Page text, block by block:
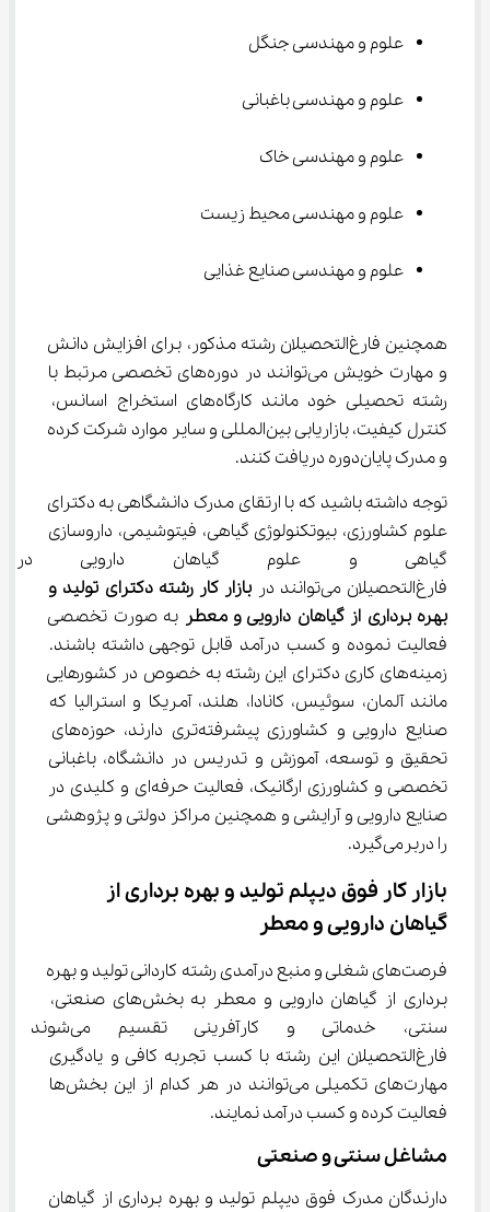
علوم و مهندسی جنگل
علوم و مهندسی باغبانی
علوم و مهندسی خاک
علوم و مهندسی محیط زیست
علوم و مهندسی صنایع غذایی
همچنین فارغ‌التحصیلان رشته مذکور، برای افزایش دانش
و مهارت خویش می‌توانند در دوره‌های تخصصی مرتبط با
رشته تحصیلی خود مانند کارگاه‌های استخراج اسانس،
کنترل کیفیت، بازاریابی بین‌المللی و سایر موارد شرکت کرده
و مدرک پایان‌دوره دریافت کنند.
توجه داشته باشید که با ارتقای مدرک دانشگاهی به دکترای
علوم کشاورزی، بیوتکنولوژی گیاهی، فیتوشیمی، داروسازی
گیاهی و علوم گیاهان دارویی
فارغ‌التحصیلان می‌توانند در
بازار کار رشته دکترای ﺗﻮلید و
ﺑﻬﺮه ﺑﺮداری از گیاﻫﺎن دارویی و ﻣﻌﻄﺮ به صورت تخصصی
فعالیت نموده و کسب درآمد قابل توجهی داشته باشند.
زمینه‌های کاری دکترای این رشته به خصوص در کشورهایی
مانند آلمان، سوئیس، کانادا، هلند، آمریکا و استرالیا که
صنایع دارویی و کشاورزی پیشرفته‌تری دارند، حوزه‌های
تحقیق و توسعه، آموزش و تدریس در دانشگاه، باغبانی
تخصصی و کشاورزی ارگانیک، فعالیت حرفه‌ای و کلیدی در
صنایع دارویی و آرایشی و همچنین مراکز دولتی و پژوهشی
را دربرمی‌گیرد.
بازار کار فوق دیپلم ﺗﻮلید و ﺑﻬﺮه ﺑﺮداری از
گیاﻫﺎن دارویی و ﻣﻌﻄﺮ
فرصت‌های شغلی و منبع درآمدی رشته ﻛﺎردانی ﺗﻮلید و ﺑﻬﺮه
ﺑﺮداری از گیاﻫﺎن دارویی و ﻣﻌﻄﺮ به بخش‌های صنعتی،
سنتی، خدماتی و کارآفرینی
فارغ‌التحصیلان این رشته با کسب تجربه کافی و یادگیری
مهارت‌های تکمیلی می‌توانند در هر کدام از این بخش‌ها
فعالیت کرده و کسب درآمد نمایند.
مشاغل سنتی و صنعتی
دارندگان مدرک فوق دیپلم ﺗﻮلید و ﺑﻬﺮه ﺑﺮداری از گیاﻫﺎن